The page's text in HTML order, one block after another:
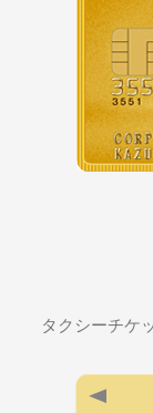
タクシーチケ